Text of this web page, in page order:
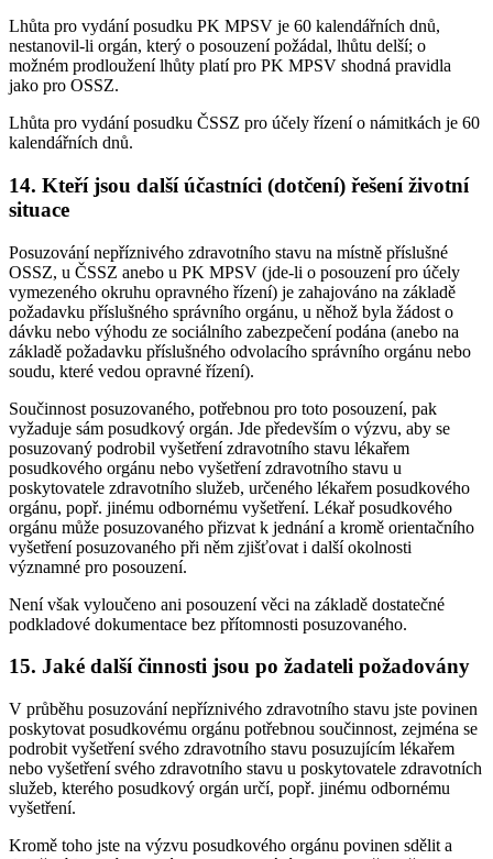
Lhůta pro vydání posudku PK MPSV je 60 kalendářních dnů,
nestanovil-li orgán, který o posouzení požádal, lhůtu delší; o
možném prodloužení lhůty platí pro PK MPSV shodná pravidla
jako pro OSSZ.
Lhůta pro vydání posudku ČSSZ pro účely řízení o námitkách je 60
kalendářních dnů.
14. Kteří jsou další účastníci (dotčení) řešení životní
situace
Posuzování nepříznivého zdravotního stavu na místně příslušné
OSSZ, u ČSSZ anebo u PK MPSV (jde-li o posouzení pro účely
vymezeného okruhu opravného řízení) je zahajováno na základě
požadavku příslušného správního orgánu, u něhož byla žádost o
dávku nebo výhodu ze sociálního zabezpečení podána (anebo na
základě požadavku příslušného odvolacího správního orgánu nebo
soudu, které vedou opravné řízení).
Součinnost posuzovaného, potřebnou pro toto posouzení, pak
vyžaduje sám posudkový orgán. Jde především o výzvu, aby se
posuzovaný podrobil vyšetření zdravotního stavu lékařem
posudkového orgánu nebo vyšetření zdravotního stavu u
poskytovatele zdravotního služeb, určeného lékařem posudkového
orgánu, popř. jinému odbornému vyšetření. Lékař posudkového
orgánu může posuzovaného přizvat k jednání a kromě orientačního
vyšetření posuzovaného při něm zjišťovat i další okolnosti
významné pro posouzení.
Není však vyloučeno ani posouzení věci na základě dostatečné
podkladové dokumentace bez přítomnosti posuzovaného.
15. Jaké další činnosti jsou po žadateli požadovány
V průběhu posuzování nepříznivého zdravotního stavu jste povinen
poskytovat posudkovému orgánu potřebnou součinnost, zejména se
podrobit vyšetření svého zdravotního stavu posuzujícím lékařem
nebo vyšetření svého zdravotního stavu u poskytovatele zdravotních
služeb, kterého posudkový orgán určí, popř. jinému odbornému
vyšetření.
Kromě toho jste na výzvu posudkového orgánu povinen sdělit a